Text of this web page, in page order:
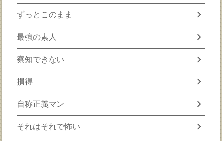
ずっとこのまま chevron_right
最強の素人 chevron_right
察知できない chevron_right
損得 chevron_right
自称正義マン chevron_right
それはそれで怖い chevron_right